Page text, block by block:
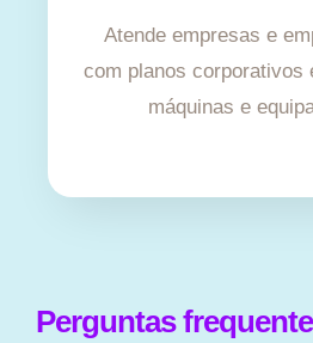
Atende empresas e
com planos corporativos
máquinas e
Perguntas